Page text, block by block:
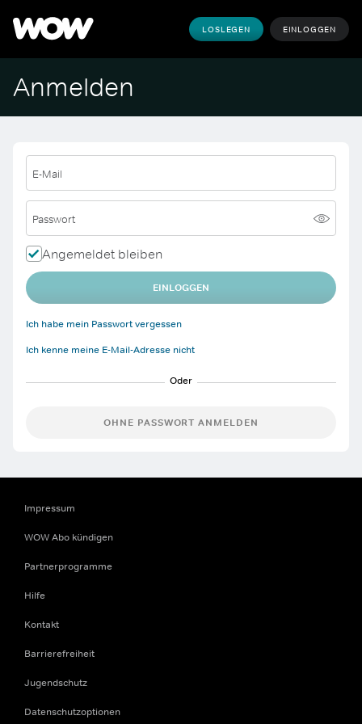
LOSLEGEN EINLOGGEN
Anmelden
E-Mail
Passwort
Angemeldet bleiben
EINLOGGEN
Ich habe mein Passwort vergessen
Ich kenne meine E-Mail-Adresse nicht
OHNE PASSWORT ANMELDEN
Impressum
WOW Abo kündigen
Partnerprogramme
Hilfe
Kontakt
Barrierefreiheit
Jugendschutz
Datenschutzoptionen